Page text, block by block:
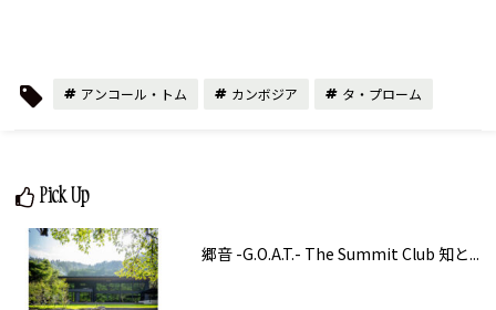
アンコール・トム カンボジア タ・プローム
Pick Up
郷音 -G.O.A.T.- The Summit Club 知と...